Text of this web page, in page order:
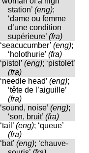
station’ (eng);
‘dame ou femme
d’une condition
supérieure’ (fra)
‘seacucumber’ (eng);
‘holothurie’ (fra)
‘pistol’ (eng); ‘pistolet’
(fra)
‘needle head’ (eng);
‘tête de l’aiguille’
(fra)
‘sound, noise’ (eng);
‘son, bruit’ (fra)
‘tail’ (eng); ‘queue’
(fra)
‘bat’ (eng); ‘chauve-